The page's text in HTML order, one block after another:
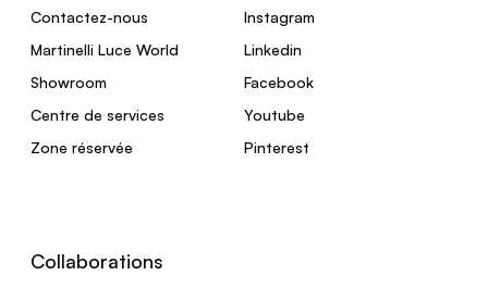
Contactez-nous
Martinelli Luce World
Showroom
Centre de services
Zone réservée
Instagram
Linkedin
Facebook
Youtube
Pinterest
Collaborations